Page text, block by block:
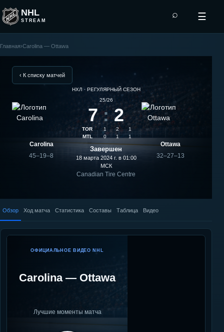
NHL
STREAM
⌕ ☰
Ottawa
результат
Главная›Carolina — Ottawa
‹ К списку матчей
Carolina
45–19–8
НХЛ · РЕГУЛЯРНЫЙ СЕЗОН
25/26
7 : 2
TOR 1 2
1
MTL
0 1 1
Завершен
18 марта 2024 г. в 01:00
МСК
Canadian Tire Centre
Ottawa
32–27–13
Обзор Ход матча Статистика Составы Таблица Видео
ОФИЦИАЛЬНОЕ ВИДЕО NHL
Carolina— Ottawa
Лучшие моменты матча